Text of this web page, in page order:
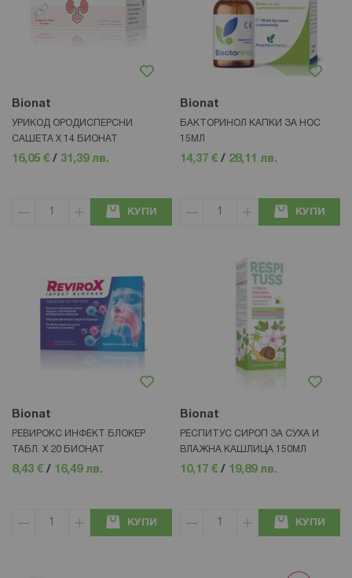
Bionat
УРИКОД ОРОДИСПЕРСНИ
САШЕТА Х 14 БИОНАТ
16,05 € / 31,39 лв.
КУПИ
Bionat
БАКТОРИНОЛ КАПКИ ЗА НОС
15МЛ
14,37 € / 28,11 лв.
КУПИ
Bionat
РЕВИРОКС ИНФЕКТ БЛОКЕР
ТАБЛ. Х 20 БИОНАТ
8,43 € / 16,49 лв.
КУПИ
Bionat
РЕСПИТУС СИРОП ЗА СУХА И
ВЛАЖНА КАШЛИЦА 150МЛ
10,17 € / 19,89 лв.
КУПИ